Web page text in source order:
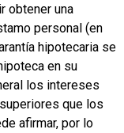
obtener una
personal (en
hipotecaria se
en su
los intereses
que los
afirmar, por lo